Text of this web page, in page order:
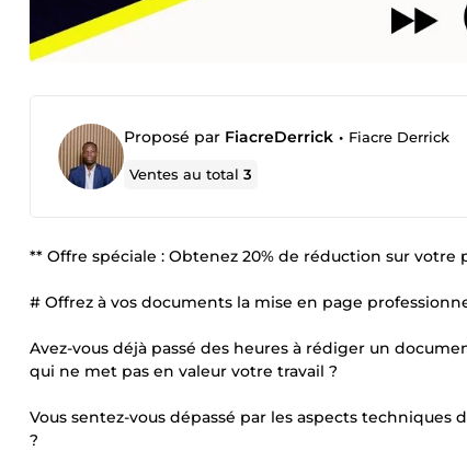
Proposé par FiacreDerrick • Fiacre Derrick
Ventes au total3
** Offre spéciale : Obtenez 20% de réduction sur
# Offrez à vos documents la mise en page
Avez-vous déjà passé des heures à rédiger un
qui ne met pas en valeur votre travail ?
Vous sentez-vous dépassé par les aspects
?